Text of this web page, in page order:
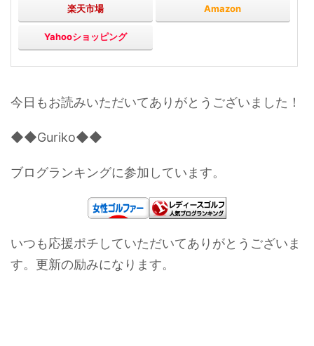
楽天市場 Amazon
Yahooショッピング
今日もお読みいただいてありがとうございました！
◆◆Guriko◆◆
ブログランキングに参加しています。
いつも応援ポチしていただいてありがとうございま
す。更新の励みになります。